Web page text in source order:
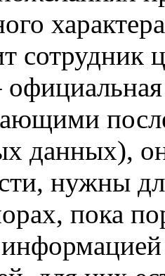
сотрудник
данных),
нужны
пока